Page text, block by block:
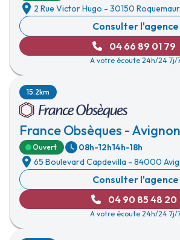
2 Rue Victor Hugo - 30150
Consulter l'agence
04 66 89 01 79
A votre écoute 24h/24 7j/
France Obsèques -
15.2km
Ouvert 08h-12h14h-18h
65 Boulevard Capdevilla - 84000
Consulter l'agence
04 90 85 48 20
A votre écoute 24h/24 7j/